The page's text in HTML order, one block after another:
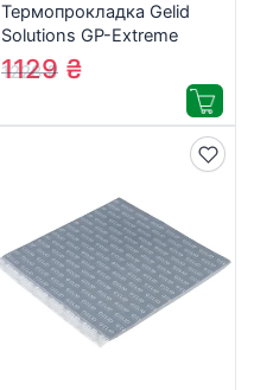
Термопрокладка Gelid
Solutions GP-Extreme
120x120x1.0 mm (TP-
GP01-S-B)
1228₴
1129 ₴